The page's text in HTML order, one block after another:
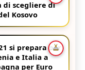
di scegliere di
Kosovo
si prepara per
e Italia a
per Euro